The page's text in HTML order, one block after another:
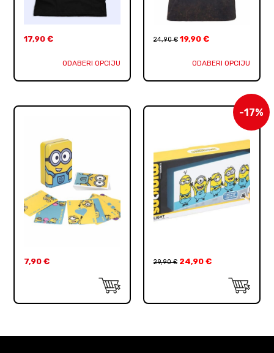
17,90€
ODABERI OPCIJU
24,90€ 19,90 €
ODABERI OPCIJU
7,90€
-17%
29,90€ 24,90 €